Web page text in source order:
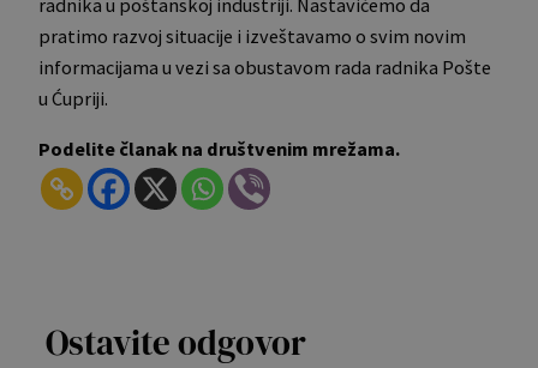
pratimo razvoj situacije i izveštavamo o svim novim
informacijama u vezi sa obustavom rada radnika Pošte
u Ćupriji.
Podelite članak na društvenim mrežama.
Ostavite odgovor